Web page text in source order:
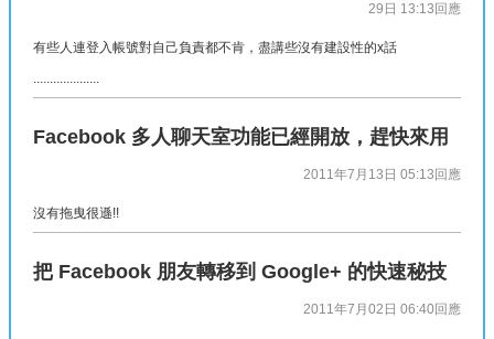
29日 13:13 回應
有些人連登入帳號對自己負責都不肯，盡講些沒有建設性的x話
....................
Facebook 多人聊天室功能已經開放，趕快來用
2011年7月13日 05:13 回應
沒有拖曳很遜!!
把 Facebook 朋友轉移到 Google+ 的快速秘技
2011年7月02日 06:40 回應